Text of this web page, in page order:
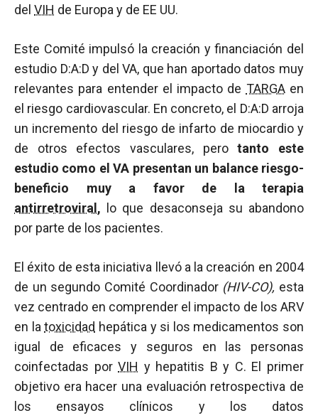
del VIH de Europa y de EE UU.
Este Comité impulsó la creación y financiación del
estudio D:A:D y del VA, que han aportado datos muy
relevantes para entender el impacto de TARGAen
el riesgo cardiovascular. En concreto, el D:A:D arroja
un incremento del riesgo de infarto de miocardio y
de otros efectos vasculares, perotanto este
estudio como el VA presentan un balance riesgo-
beneficio muy a favor de la terapia
antirretroviral ,
lo que desaconseja su abandono
por parte de los pacientes.
El éxito de esta iniciativa llevó a la creación en 2004
de un segundo Comité Coordinador (HIV-CO), esta
vez centrado en comprender el impacto de los ARV
en latoxicidad hepática y si los medicamentos son
igual de eficaces y seguros en las personas
coinfectadas porVIH y hepatitis B y C. El primer
objetivo era hacer una evaluación retrospectiva de
los ensayos clínicos y los datos